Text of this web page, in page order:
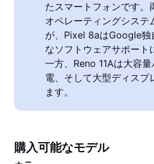
たスマートフォンです
オペレーティングシステ
が、Pixel 8aはGoogle独
なソフトウェアサポート
一方、Reno 11Aは大容
電、そして大型ディスプ
ます。
購入可能なモデル